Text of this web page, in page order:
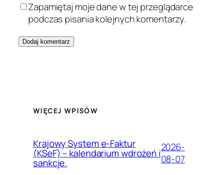
Zapamiętaj moje dane w tej przeglądarce
podczas pisania kolejnych komentarzy.
WIĘCEJ WPISÓW
Krajowy System e-Faktur
(KSeF) – kalendarium wdrożeń i
sankcje.
2026-
08-07